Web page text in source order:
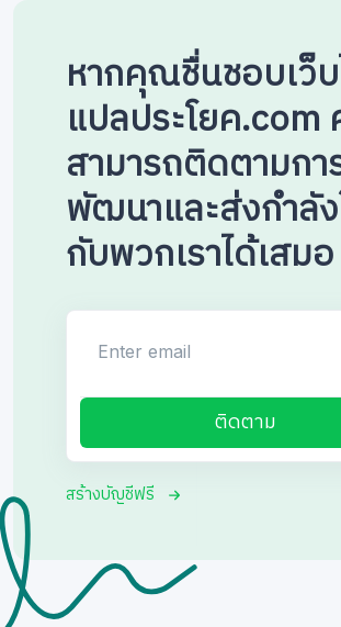
หากคุณชื่นชอบเว็
แปลประโยค
สามารถติดตามกา
พัฒนาและส่งกำลัง
กับพวกเราได้เสมอ
ติดตาม
สร้างบัญชีฟรี